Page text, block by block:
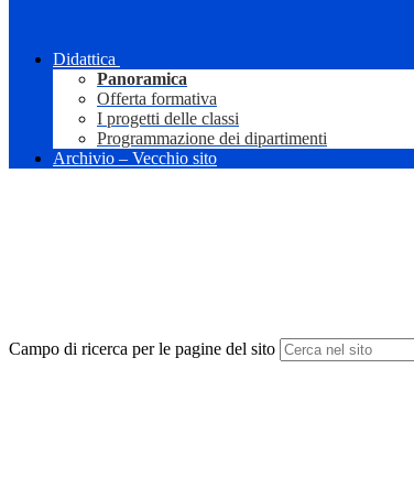
Didattica
Panoramica
Offerta formativa
I progetti delle classi
Programmazione dei dipartimenti
Archivio – Vecchio sito
Campo di ricerca per le pagine del sito